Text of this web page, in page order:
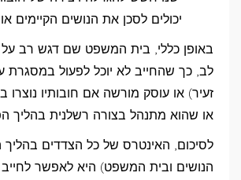
יכולים לסכן את הנושים הקיימים
באופן כללי, בית המשפט שם דגש רב
לב, כך שהחייב לא יוכל לפעול במסגרת
זעיר) או עוסק מורשה אם חובותיו נוצרו
או שהוא מתנהל בצורה רשלנית בהליך
לסיכום, האינטרס של כל הצדדים
הנושים ובית המשפט) היא לאפשר